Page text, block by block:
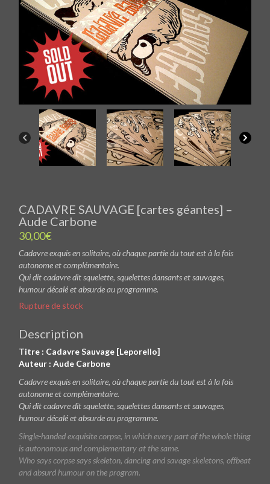
CADAVRE SAUVAGE [cartes géantes] –
Aude Carbone
30,00€
Cadavre exquis en solitaire, où chaque partie du tout est à la fois
autonome et complémentaire.
Qui dit cadavre dit squelette, squelettes dansants et sauvages,
humour décalé et absurde au programme.
Rupture de stock
Description
Titre : Cadavre Sauvage [Leporello]
Auteur : Aude Carbone
Cadavre exquis en solitaire, où chaque partie du tout est à la fois
autonome et complémentaire.
Qui dit cadavre dit squelette, squelettes dansants et sauvages,
humour décalé et absurde au programme.
Single-handed exquisite corpse, in which every part of the whole thing
is autonomous and complementary at the same.
Who says corpse says skeleton, dancing and savage skeletons, offbeat
and absurd humour on the program.